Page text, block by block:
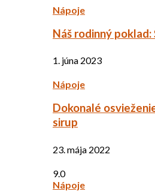
Nápoje
Náš rodinný
1. júna 2023
Nápoje
Dokonalé
sirup
23. mája 2022
9.0
Nápoje